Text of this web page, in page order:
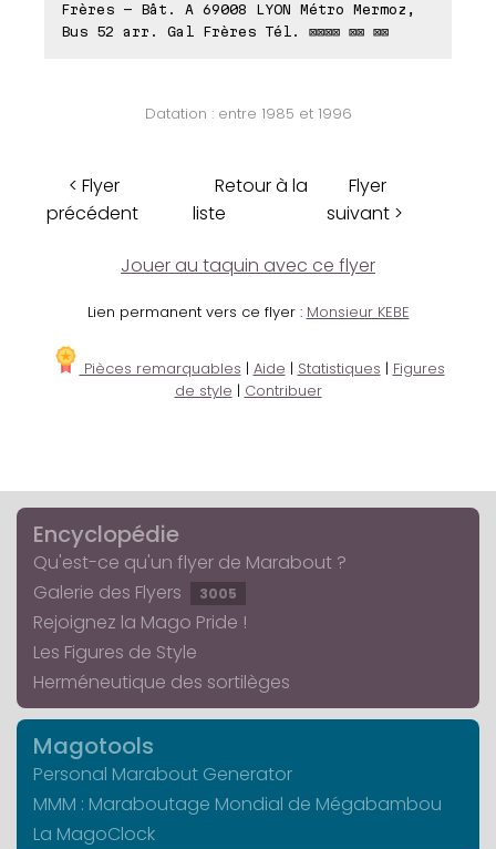
Frères - Bât. A 69008 LYON Métro Mermoz,
Bus 52 arr. Gal Frères Tél. ⊠⊠⊠⊠ ⊠⊠ ⊠⊠
Datation : entre 1985 et 1996
< Flyer
précédent
Retour à la
liste
Flyer
suivant >
Jouer au taquin avec ce flyer
Lien permanent vers ce flyer : Monsieur KEBE
Pièces remarquables | Aide | Statistiques | Figures
de style | Contribuer
Encyclopédie
Qu'est-ce qu'un flyer de Marabout ?
Galerie des Flyers
3005
Rejoignez la Mago Pride !
Les Figures de Style
Herméneutique des sortilèges
Magotools
Personal Marabout Generator
MMM : Maraboutage Mondial de Mégabambou
La MagoClock